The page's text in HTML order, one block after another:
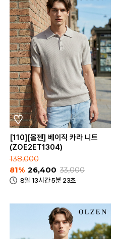
[110][올젠] 베이직 카라 니트
(ZOE2ET1304)
138,000
81% 26,400 33,000
8일 13시간 5분 23초